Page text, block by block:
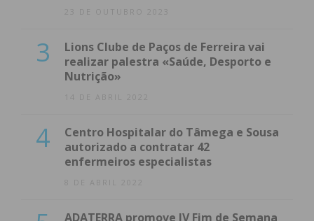
23 DE OUTUBRO 2023
3
Lions Clube de Paços de Ferreira vai
realizar palestra «Saúde, Desporto e
Nutrição»
14 DE ABRIL 2022
4
Centro Hospitalar do Tâmega e Sousa
autorizado a contratar 42
enfermeiros especialistas
8 DE ABRIL 2022
ADATERRA promove IV Fim de Semana